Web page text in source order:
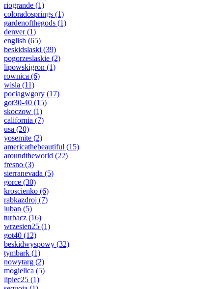
riogrande (1)
coloradosprings (1)
gardenofthegods (1)
denver(1)
english (65)
beskidslaski (39)
pogorzeslaskie (2)
lipowskigron (1)
rownica (6)
wisla (11)
pociagwgory (17)
got30-40 (15)
skoczow (1)
california (7)
usa (20)
yosemite (2)
americathebeautiful (15)
aroundtheworld (22)
fresno (3)
sierranevada (5)
gorce (30)
kroscienko (6)
rabkazdroj (7)
luban (5)
turbacz (16)
wrzesien25 (1)
got40 (12)
beskidwyspowy (32)
tymbark (1)
nowytarg (2)
mogielica (5)
lipiec25 (1)